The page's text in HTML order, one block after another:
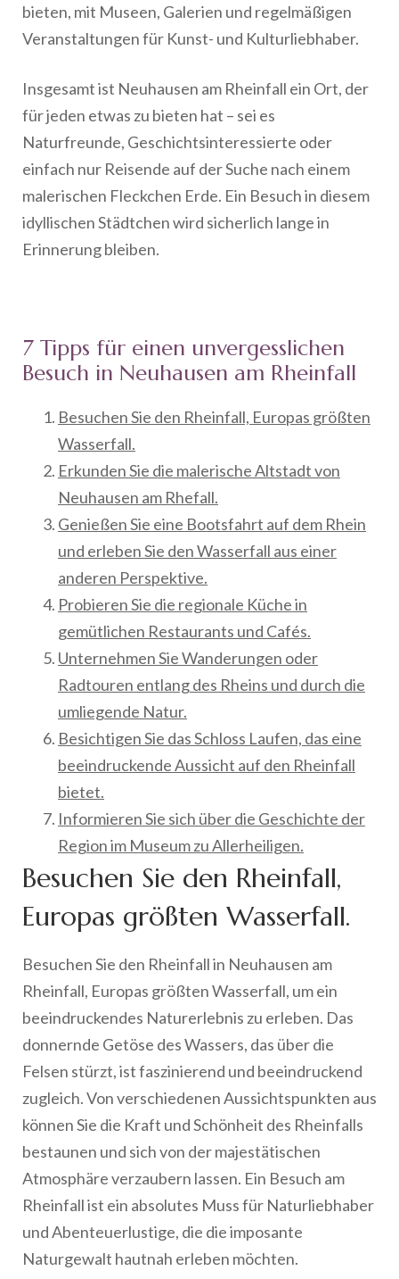
bieten, mit Museen, Galerien und regelmäßigen
Veranstaltungen für Kunst- und Kulturliebhaber.
Insgesamt ist Neuhausen am Rheinfall ein Ort, der
für jeden etwas zu bieten hat – sei es
Naturfreunde, Geschichtsinteressierte oder
einfach nur Reisende auf der Suche nach einem
malerischen Fleckchen Erde. Ein Besuch in diesem
idyllischen Städtchen wird sicherlich lange in
Erinnerung bleiben.
7 Tipps für einen unvergesslichen
Besuch in Neuhausen am Rheinfall
Besuchen Sie den Rheinfall, Europas größten
Wasserfall.
Erkunden Sie die malerische Altstadt von
Neuhausen am Rhefall.
Genießen Sie eine Bootsfahrt auf dem Rhein
und erleben Sie den Wasserfall aus einer
anderen Perspektive.
Probieren Sie die regionale Küche in
gemütlichen Restaurants und Cafés.
Unternehmen Sie Wanderungen oder
Radtouren entlang des Rheins und durch die
umliegende Natur.
Besichtigen Sie das Schloss Laufen, das eine
beeindruckende Aussicht auf den Rheinfall
bietet.
Informieren Sie sich über die Geschichte der
Region im Museum zu Allerheiligen.
Besuchen Sie den Rheinfall,
Europas größten Wasserfall.
Besuchen Sie den Rheinfall in Neuhausen am
Rheinfall, Europas größten Wasserfall, um ein
beeindruckendes Naturerlebnis zu erleben. Das
donnernde Getöse des Wassers, das über die
Felsen stürzt, ist faszinierend und beeindruckend
zugleich. Von verschiedenen Aussichtspunkten aus
können Sie die Kraft und Schönheit des Rheinfalls
bestaunen und sich von der majestätischen
Atmosphäre verzaubern lassen. Ein Besuch am
Rheinfall ist ein absolutes Muss für Naturliebhaber
und Abenteuerlustige, die die imposante
Naturgewalt hautnah erleben möchten.